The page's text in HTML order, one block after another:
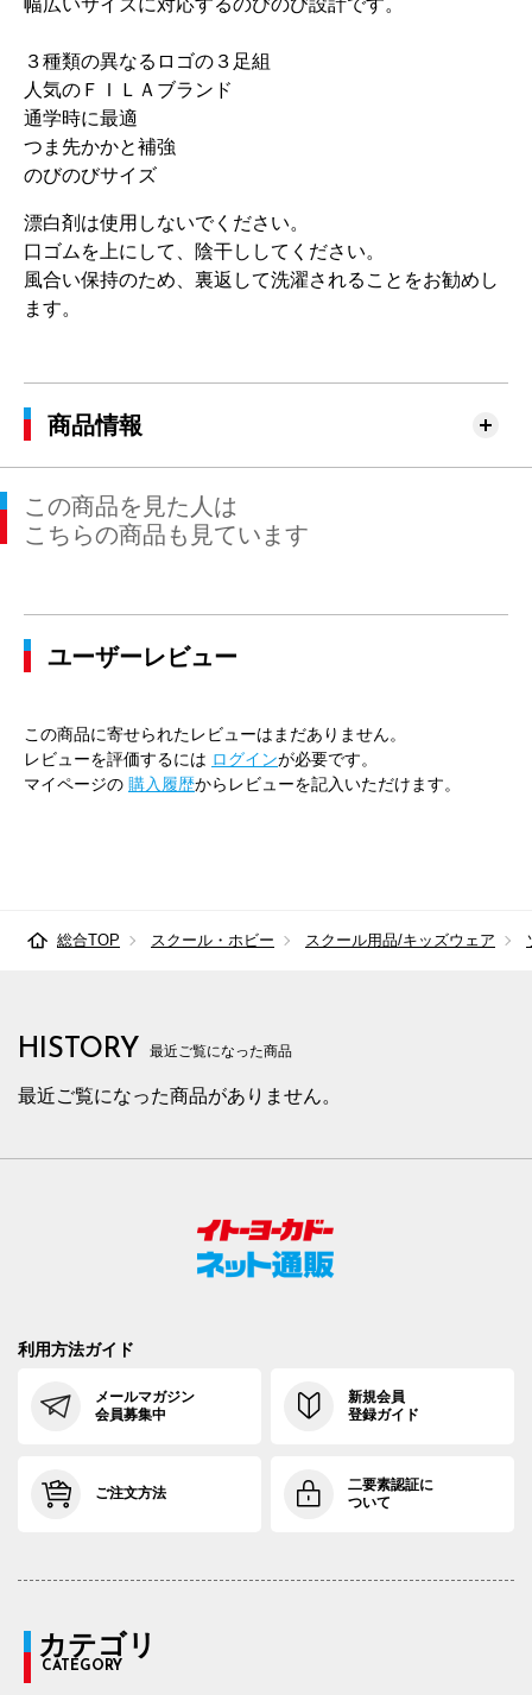
幅広いサイズに対応するのびのび設計です。
３種類の異なるロゴの３足組
人気のＦＩＬＡブランド
通学時に最適
つま先かかと補強
のびのびサイズ
漂白剤は使用しないでください。
口ゴムを上にして、陰干ししてください。
風合い保持のため、裏返して洗濯されることをお勧めし
ます。
商品情報
この商品を見た人は
こちらの商品も見ています
ユーザーレビュー
この商品に寄せられたレビューはまだありません。
レビューを評価するには ログインが必要です。
マイページの 購入履歴からレビューを記入いただけます。
総合TOP スクール・ホビー スクール用品/キッズウェア
HISTORY 最近ご覧になった商品
最近ご覧になった商品がありません。
利用方法ガイド
メールマガジン
会員募集中
新規会員
登録ガイド
ご注文方法
二要素認証に
ついて
カテゴリ
CATEGORY